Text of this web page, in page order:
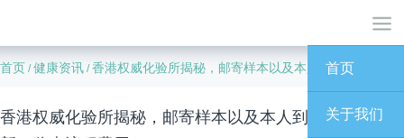
首页
关于我们
首页 /健康资讯 /香港权威化验所揭秘，邮寄样本以及本人到港流程！最新一览表流程费用
香港权威化验所揭秘，邮寄样本以及本人到港流程！最